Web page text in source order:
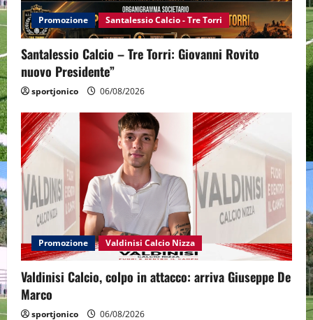
Promozione Santalessio Calcio - Tre Torri
Santalessio Calcio – Tre Torri: Giovanni Rovito
nuovo Presidente”
sportjonico 06/08/2026
Promozione Valdinisi Calcio Nizza
Valdinisi Calcio, colpo in attacco: arriva Giuseppe De
Marco
sportjonico 06/08/2026